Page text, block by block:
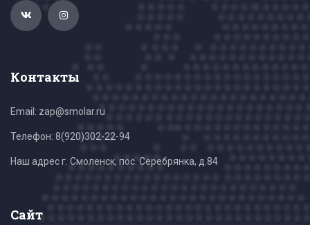
Контакты
Email: zap@smolar.ru
Телефон: 8(920)302-22-94
Наш адрес г. Смоленск, пос. Серебрянка, д.84
Сайт